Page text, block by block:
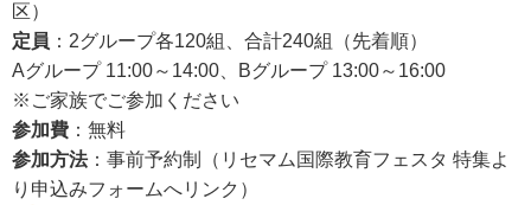
区）
定員 ：2グループ各120組、合計240組（先着順）
Aグループ 11:00～14:00、Bグループ 13:00～16:00
※ご家族でご参加ください
参加費 ：無料
参加方法：事前予約制（リセマム国際教育フェスタ 特集よ
り申込みフォームへリンク）